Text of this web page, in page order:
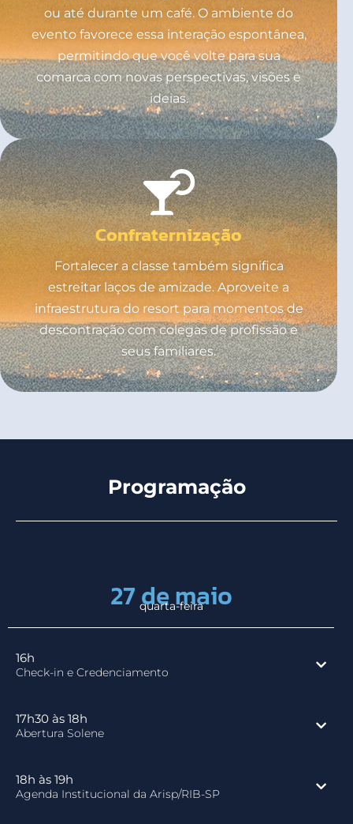
ou até durante um café. O ambiente do
evento favorece essa interação espontânea,
permitindo que você volte para sua
comarca com novas perspectivas, visões e
ideias.
Confraternização
Fortalecer a classe também significa
estreitar laços de amizade. Aproveite a
infraestrutura do resort para momentos de
descontração com colegas de profissão e
seus familiares.
Programação
27 de maio
quarta-feira
16h
Check-in e Credenciamento
17h30 às 18h
Abertura Solene
18h às 19h
Agenda Institucional da Arisp/RIB-SP